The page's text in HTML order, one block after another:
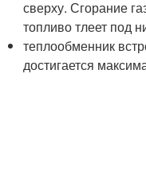
сверху. Сгорание
топливо тлеет под
теплообменник
достигается